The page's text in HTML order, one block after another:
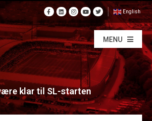
English
MENU
klar til SL-starten